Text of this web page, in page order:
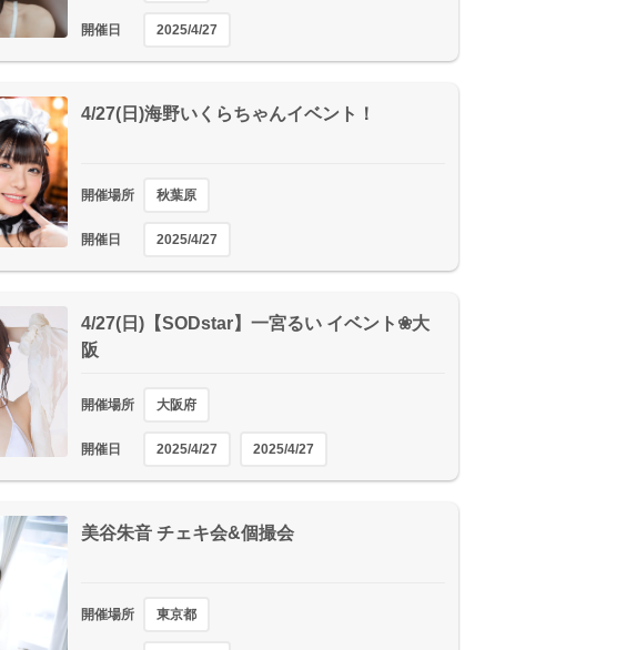
開催日 2025/4/27
4/27(日)海野いくらちゃんイベント！
開催場所 秋葉原
開催日 2025/4/27
4/27(日)【SODstar】一宮るい イベント❀大
阪
開催場所 大阪府
開催日 2025/4/27 2025/4/27
美谷朱音 チェキ会&個撮会
開催場所 東京都